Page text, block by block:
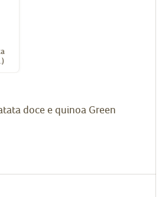
doce e quinoa Green